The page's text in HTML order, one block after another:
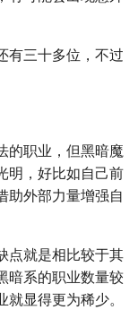
有三十多位，不过
的职业，但黑暗魔
明，好比如自己前
助外部力量增强自
点就是相比较于其
暗系的职业数量较
显得更为稀少。